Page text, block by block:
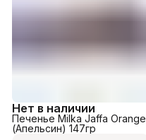
Нет в наличии
Печенье Milka Jaffa Orange
(Апельсин) 147гр